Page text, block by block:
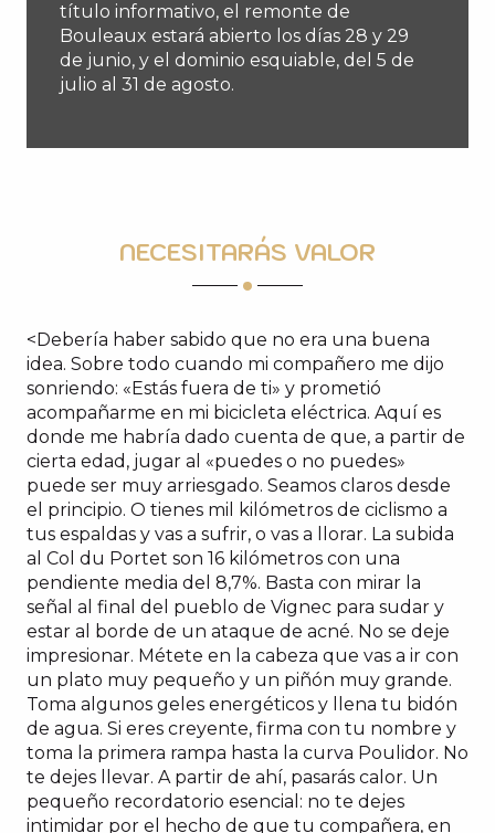
título informativo, el remonte de
Bouleaux estará abierto los días 28 y 29
de junio, y el dominio esquiable, del 5 de
julio al 31 de agosto.
NECESITARÁS VALOR
<Debería haber sabido que no era una buena
idea. Sobre todo cuando mi compañero me dijo
sonriendo: «Estás fuera de ti» y prometió
acompañarme en mi bicicleta eléctrica. Aquí es
donde me habría dado cuenta de que, a partir de
cierta edad, jugar al «puedes o no puedes»
puede ser muy arriesgado. Seamos claros desde
el principio. O tienes mil kilómetros de ciclismo a
tus espaldas y vas a sufrir, o vas a llorar. La subida
al Col du Portet son 16 kilómetros con una
pendiente media del 8,7%. Basta con mirar la
señal al final del pueblo de Vignec para sudar y
estar al borde de un ataque de acné. No se deje
impresionar. Métete en la cabeza que vas a ir con
un plato muy pequeño y un piñón muy grande.
Toma algunos geles energéticos y llena tu bidón
de agua. Si eres creyente, firma con tu nombre y
toma la primera rampa hasta la curva Poulidor. No
te dejes llevar. A partir de ahí, pasarás calor. Un
pequeño recordatorio esencial: no te dejes
intimidar por el hecho de que tu compañera, en